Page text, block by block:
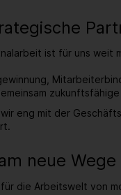
ist für uns weit
eng mit der
neue Wege
die Arbeitswelt von